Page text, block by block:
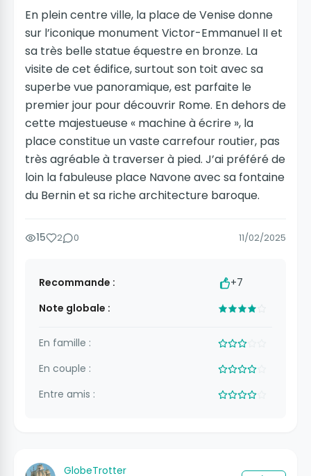
En plein centre ville, la place de Venise donne
sur l’iconique monument Victor-Emmanuel II et
sa très belle statue équestre en bronze. La
visite de cet édifice, surtout son toit avec sa
superbe vue panoramique, est parfaite le
premier jour pour découvrir Rome. En dehors de
cette majestueuse « machine à écrire », la
place constitue un vaste carrefour routier, pas
très agréable à traverser à pied. J’ai préféré de
loin la fabuleuse place Navone avec sa fontaine
du Bernin et sa riche architecture baroque.
15 2 0 11/02/2025
Recommande :
+7
Note globale :
En famille :
En couple :
Entre amis :
GlobeTrotter